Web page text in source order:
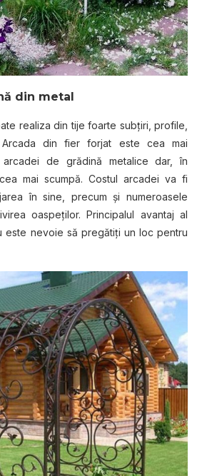
din metal
realiza din tije foarte subţiri, profile,
din fier forjat este cea mai
arcadei de grădină metalice dar, în
mai scumpă. Costul arcadei va fi
în sine, precum şi numeroasele
oaspeţilor. Principalul avantaj al
este nevoie să pregătiţi un loc pentru